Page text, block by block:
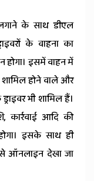
लगाने के साथ डीएल
के वाहना का
होगा। इसमें वाहन में
शामिल होने वाले और
भी शामिल हैं।
कार्रवाई आदि की
इसके साथ ही
ऑनलाइन देखा जा